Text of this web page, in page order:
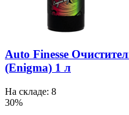
Auto Finesse
(Enigma) 1 л
На складе: 8
30%